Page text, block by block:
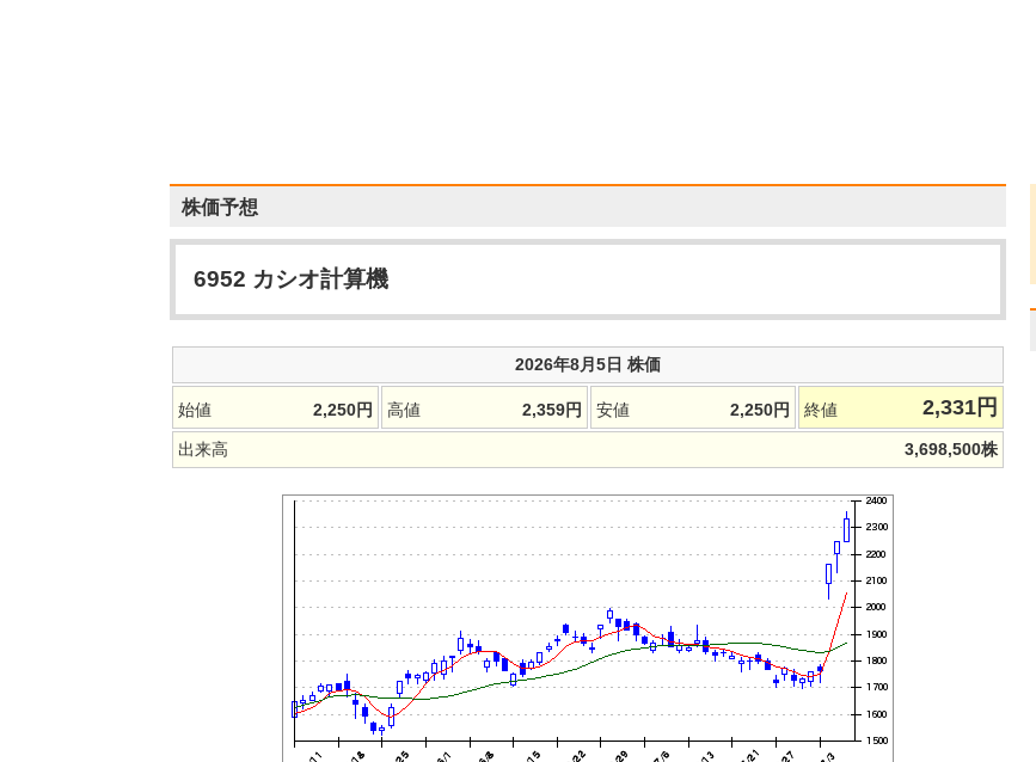
株価予想
6952 カシオ計算機
2026年8月5日 株価
始値 2,250円 高値 2,359円 安値 2,250円 終値 2,331 円
出来高 3,698,500株